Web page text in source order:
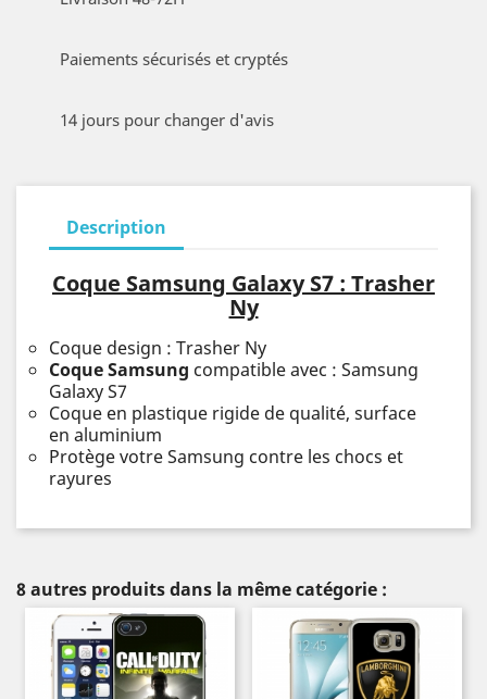
Paiements sécurisés et cryptés
14 jours pour changer d'avis
Description
Coque Samsung Galaxy S7 : Trasher
Ny
Coque design : Trasher Ny
Coque Samsung compatible avec : Samsung
Galaxy S7
Coque en plastique rigide de qualité, surface
en aluminium
Protège votre Samsung contre les chocs et
rayures
8 autres produits dans la même catégorie :